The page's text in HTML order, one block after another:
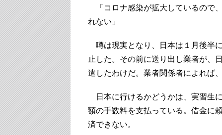
「コロナ感染が拡大しているので
れない」
噂は現実となり、日本は１月後半
止した。その前に送り出し業者が、
遣したわけだ。業者関係者によれば
日本に行けるかどうかは、実習生
額の手数料を支払っている。借金に
済できない。